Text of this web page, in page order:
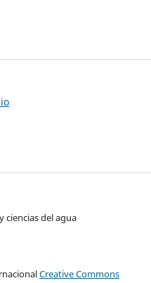
ciencias del agua
Creative Commons